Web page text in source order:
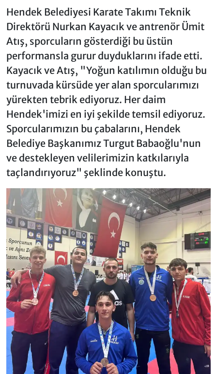
Hendek Belediyesi Karate Takımı Teknik
Direktörü Nurkan Kayacık ve antrenör Ümit
Atış, sporcuların gösterdiği bu üstün
performansla gurur duyduklarını ifade etti.
Kayacık ve Atış, "Yoğun katılımın olduğu bu
turnuvada kürsüde yer alan sporcularımızı
yürekten tebrik ediyoruz. Her daim
Hendek'imizi en iyi şekilde temsil ediyoruz.
Sporcularımızın bu çabalarını, Hendek
Belediye Başkanımız Turgut Babaoğlu'nun
ve destekleyen velilerimizin katkılarıyla
taçlandırıyoruz" şeklinde konuştu.